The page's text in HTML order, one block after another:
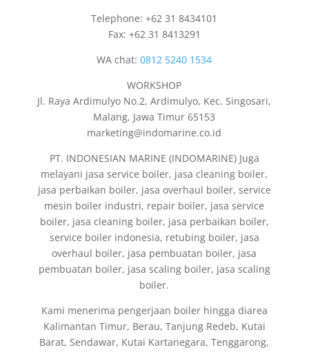
Telephone: +62 31 8434101
Fax: +62 31 8413291
WA chat:0812 5240 1534
WORKSHOP
Jl. Raya Ardimulyo No.2, Ardimulyo, Kec. Singosari,
Malang, Jawa Timur 65153
marketing@indomarine.co.id
PT. INDONESIAN MARINE (INDOMARINE) Juga
melayani jasa service boiler, jasa cleaning boiler,
jasa perbaikan boiler, jasa overhaul boiler, service
mesin boiler industri, repair boiler, jasa service
boiler, jasa cleaning boiler, jasa perbaikan boiler,
service boiler indonesia, retubing boiler, jasa
overhaul boiler, jasa pembuatan boiler, jasa
pembuatan boiler, jasa scaling boiler, jasa scaling
boiler.
Kami menerima pengerjaan boiler hingga diarea
Kalimantan Timur, Berau, Tanjung Redeb, Kutai
Barat, Sendawar, Kutai Kartanegara, Tenggarong,